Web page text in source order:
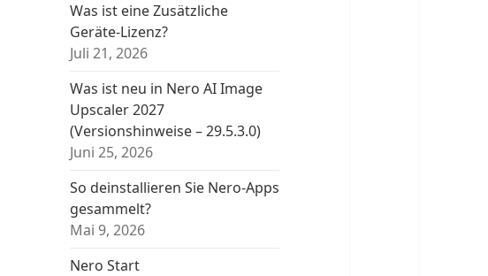
Was ist eine Zusätzliche
Geräte-Lizenz?
Juli 21, 2026
Was ist neu in Nero AI Image
Upscaler 2027
(Versionshinweise – 29.5.3.0)
Juni 25, 2026
So deinstallieren Sie Nero-Apps
gesammelt?
Mai 9, 2026
Nero Start